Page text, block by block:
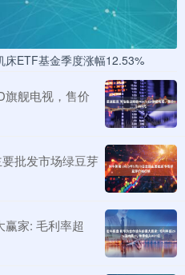
床ETF基金季度涨幅12.53%
旗舰电视，售价
批发市场绿豆芽
赢家: 毛利率超